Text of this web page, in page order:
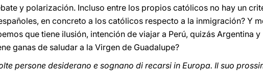
y polarización. Incluso entre los propios católicos no hay un
en concreto a los católicos respecto a la inmigración? Y
que tiene ilusión, intención de viajar a Perú, quizás Argentina y
ganas de saludar a la Virgen de Guadalupe?
persone desiderano e sognano di recarsi in Europa. Il suo